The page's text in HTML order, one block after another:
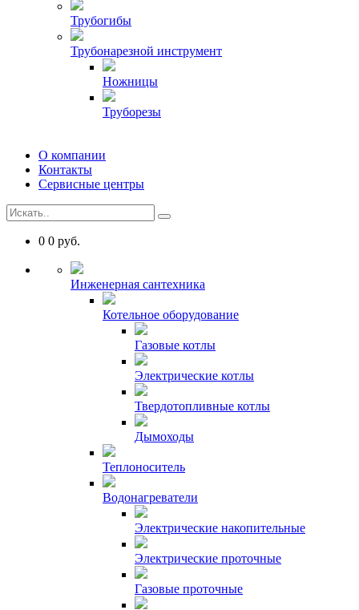
Трубогибы
Трубонарезной инструмент
Ножницы
Труборезы
О компании
Контакты
Сервисные центры
0 0 руб.
Инженерная сантехника
Котельное оборудование
Газовые котлы
Электрические котлы
Твердотопливные котлы
Дымоходы
Теплоноситель
Водонагреватели
Электрические накопительные
Электрические проточные
Газовые проточные